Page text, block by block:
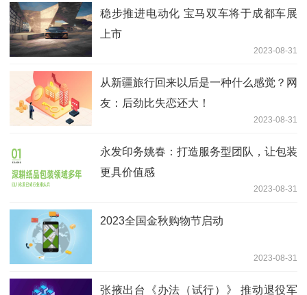
稳步推进电动化 宝马双车将于成都车展
上市
2023-08-31
从新疆旅行回来以后是一种什么感觉？网
友：后劲比失恋还大！
2023-08-31
永发印务姚春：打造服务型团队，让包装
更具价值感
2023-08-31
2023全国金秋购物节启动
2023-08-31
张掖出台《办法（试行）》 推动退役军